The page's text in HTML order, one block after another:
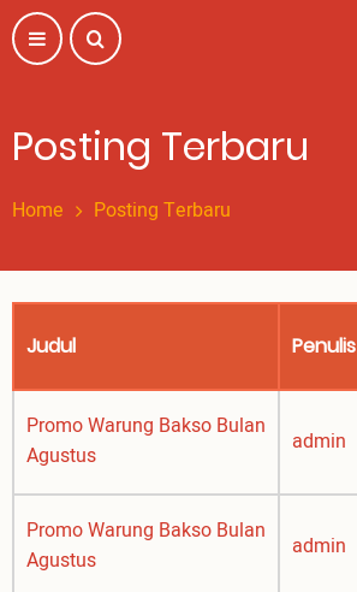
Skip
to
main
Posting Terbaru
Home Posting Terbaru
Judul Penulis
Promo Warung Bakso Bulan
Agustus
admin
Promo Warung Bakso Bulan
Agustus
admin